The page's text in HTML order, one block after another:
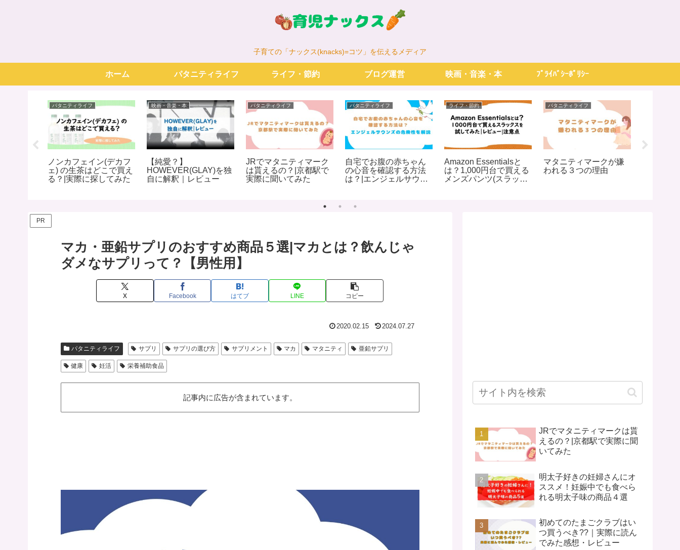
子育ての「ナックス(knacks)=コツ」を伝えるメディア
ホーム パタニティライフ ライフ・節約 ブログ運営 映画・音楽・本 ﾌﾟﾗｲﾊﾞｼｰﾎﾟﾘｼｰ
パタニティライフ
ノンカフェイン(デカフ
ェ) の生茶はどこで買え
る？|実際に探してみた
映画・音楽・本
【純愛？】
HOWEVER(GLAY)を独
自に解釈｜レビュー
パタニティライフ
JRでマタニティマーク
は貰えるの？|京都駅で
実際に聞いてみた
パタニティライフ
自宅でお腹の赤ちゃん
の心音を確認する方法
は？|エンジェルサウン
ライフ・節約
Amazon Essentialsと
は？1,000円台で買える
メンズパンツ(スラック
パタニティライフ
マタニティマークが嫌
われる３つの理由
PR
マカ・亜鉛サプリのおすすめ商品５選|マカとは？飲んじゃ
ダメなサプリって？【男性用】
X Facebook はてブ LINE コピー
2020.02.15 2024.07.27
パタニティライフ サプリ サプリの選び方 サプリメント マカ マタニティ 亜鉛サプリ
健康 妊活 栄養補助食品
記事内に広告が含まれています。
JRでマタニティマークは貰
えるの？|京都駅で実際に聞
いてみた
明太子好きの妊婦さんにオ
ススメ！妊娠中でも食べら
れる明太子味の商品４選
初めてのたまごクラブはい
つ買うべき??｜実際に読ん
でみた感想・レビュー